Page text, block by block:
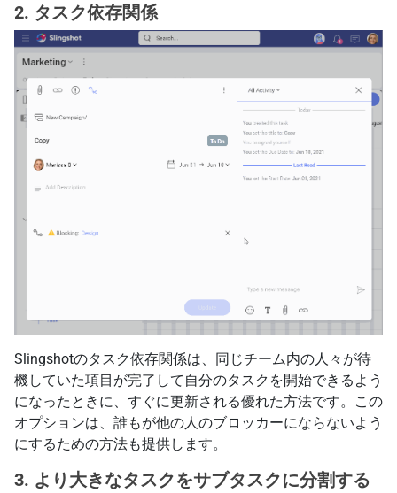
2. タスク依存関係
Slingshotのタスク依存関係は、同じチーム内の人々が待
機していた項目が完了して自分のタスクを開始できるよう
になったときに、すぐに更新される優れた方法です。この
オプションは、誰もが他の人のブロッカーにならないよう
にするための方法も提供します。
3. より大きなタスクをサブタスクに分割する